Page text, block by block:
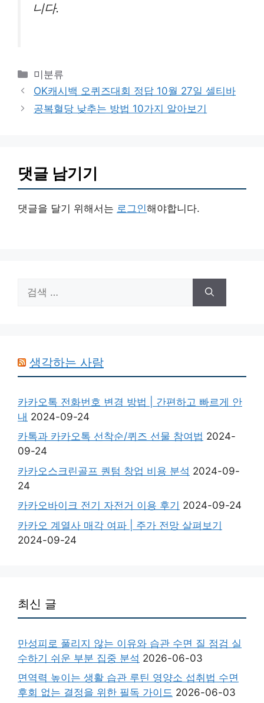
니다.
카
테
고
미분류
OK캐시백 오퀴즈대회 정답 10월 27일 셀티바
공복혈당 낮추는 방법 10가지 알아보기
댓글 남기기
댓글을 달기 위해서는 로그인해야합니다.
색:
생각하는 사람
카카오톡 전화번호 변경 방법 | 간편하고 빠르게 안
내 2024-09-24
카톡과 카카오톡 선착순/퀴즈 선물 참여법 2024-
09-24
카카오스크린골프 퀀텀 창업 비용 분석 2024-09-
24
카카오바이크 전기 자전거 이용 후기 2024-09-24
카카오 계열사 매각 여파 | 주가 전망 살펴보기
2024-09-24
최신 글
만성피로 풀리지 않는 이유와 습관 수면 질 점검 실
수하기 쉬운 부분 집중 분석 2026-06-03
면역력 높이는 생활 습관 루틴 영양소 섭취법 수면
후회 없는 결정을 위한 필독 가이드 2026-06-03